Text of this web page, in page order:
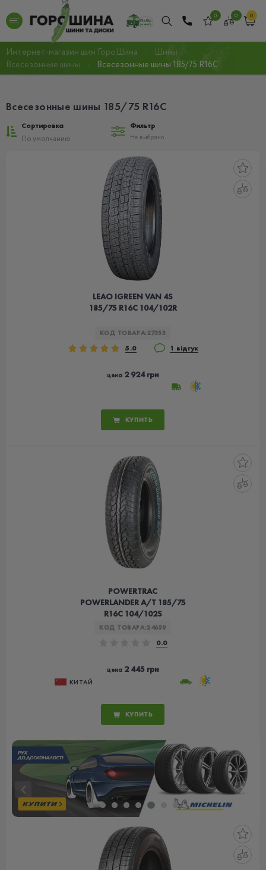
0 0 0
Интернет-магазин шин ГороШина
Шины
Всесезонные шины
Всесезонные шины 185/75 R16С
Всесезонные шины 185/75 R16С
Сортировка
Фильтр
Не выбрано
LEAO IGREEN VAN 4S
185/75 R16C 104/102R
КОД ТОВАРА:27355
5.0 1 відгук
цена2 924 грн
КУПИТЬ
POWERTRAC
POWERLANDER A/T 185/75
R16C 104/102S
КОД ТОВАРА:24659
0.0
цена2 445 грн
КИТАЙ
КУПИТЬ